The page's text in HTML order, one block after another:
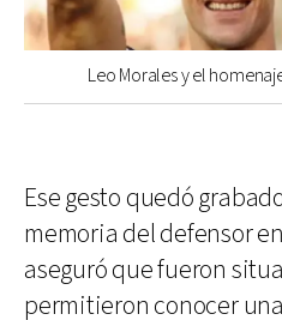
Leo Morales y el
Ese gesto quedó
memoria del defensor
aseguró que fueron
permitieron conocer